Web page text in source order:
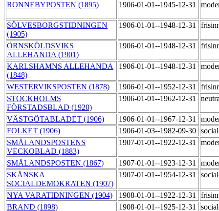
RONNEBYPOSTEN (1895) 1906-01-01--1945-12-31
SÖLVESBORGSTIDNINGEN
(1905)
1906-01-01--1948-12-31
ÖRNSKÖLDSVIKS
ALLEHANDA (1901)
1906-01-01--1948-12-31
KARLSHAMNS ALLEHANDA
(1848)
1906-01-01--1948-12-31
WESTERVIKSPOSTEN (1878) 1906-01-01--1952-12-31
STOCKHOLMS
FÖRSTADSBLAD (1920)
1906-01-01--1962-12-31
VÄSTGÖTABLADET (1906) 1906-01-01--1967-12-31
FOLKET (1906)
1906-01-03--1982-09-30
SMÅLANDSPOSTENS
VECKOBLAD (1883)
1907-01-01--1922-12-31
SMÅLANDSPOSTEN (1867) 1907-01-01--1923-12-31
SKÅNSKA
SOCIALDEMOKRATEN (1907)
1907-01-01--1954-12-31
NYA VARATIDNINGEN (1904) 1908-01-01--1922-12-31
BRAND (1898)
1908-01-01--1925-12-31